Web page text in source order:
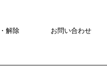
解除 お問い合わせ